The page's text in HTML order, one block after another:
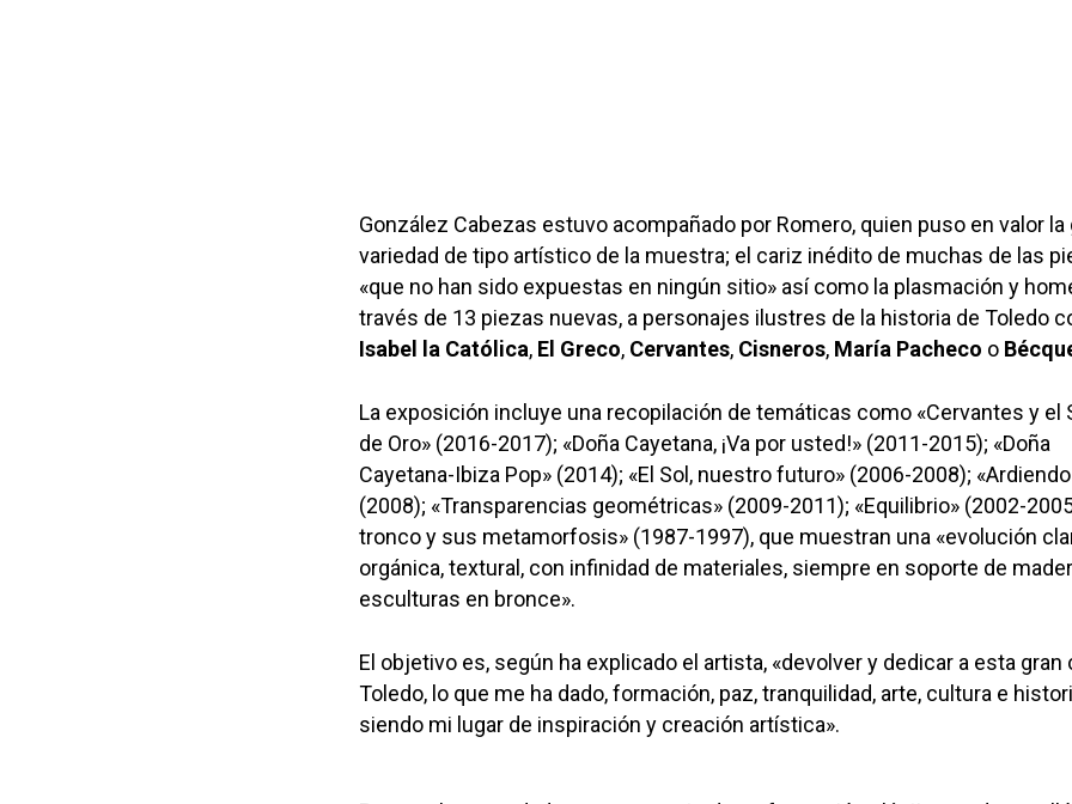
González Cabezas estuvo acompañado por Romero, quien puso en valor la
variedad de tipo artístico de la muestra; el cariz inédito de muchas de las
«que no han sido expuestas en ningún sitio» así como la plasmación y
través de 13 piezas nuevas, a personajes ilustres de la historia de Toledo
Isabel la Católica, El Greco, Cervantes, Cisneros, María Pacheco o
La exposición incluye una recopilación de temáticas como «Cervantes y el
de Oro» (2016-2017); «Doña Cayetana, ¡Va por usted!» (2011-2015); «Doña
Cayetana-Ibiza Pop» (2014); «El Sol, nuestro futuro» (2006-2008);
(2008); «Transparencias geométricas» (2009-2011); «Equilibrio» (2002-
tronco y sus metamorfosis» (1987-1997), que muestran una «evolución
orgánica, textural, con infinidad de materiales, siempre en soporte de
esculturas en bronce».
El objetivo es, según ha explicado el artista, «devolver y dedicar a esta gran
Toledo, lo que me ha dado, formación, paz, tranquilidad, arte, cultura e
siendo mi lugar de inspiración y creación artística».